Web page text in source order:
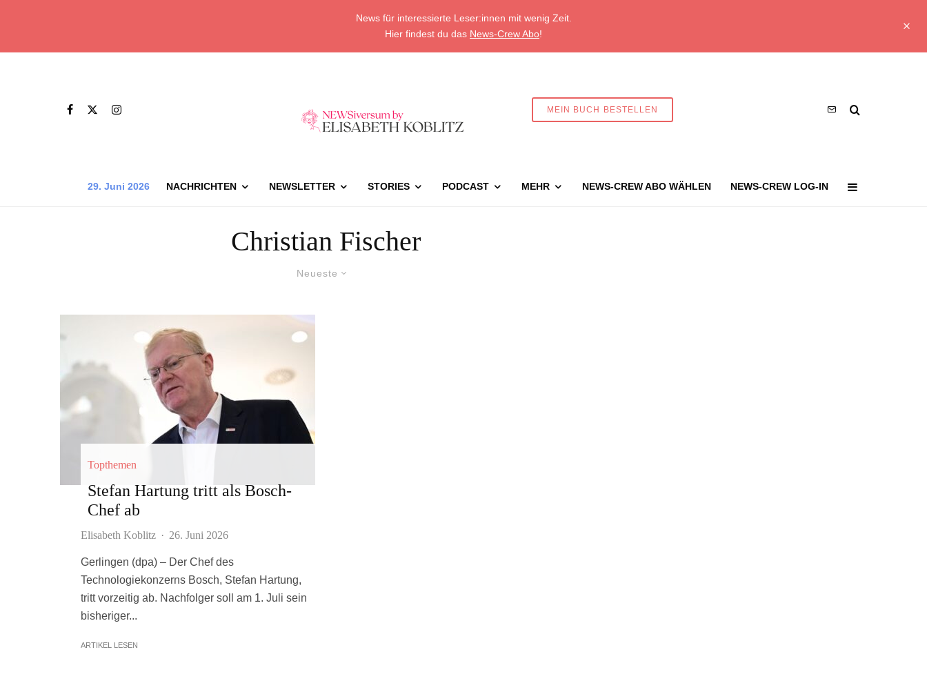
News für interessierte Leser:innen mit wenig Zeit.
Hier findest du das News-Crew Abo!
MEIN BUCH BESTELLEN
29. Juni 2026 NACHRICHTEN NEWSLETTER STORIES PODCAST MEHR NEWS-CREW ABO WÄHLEN NEWS-CREW LOG-IN
Christian Fischer
Neueste
Topthemen
Stefan Hartung tritt als Bosch-
Chef ab
Elisabeth Koblitz · 26. Juni 2026
Gerlingen (dpa) – Der Chef des
Technologiekonzerns Bosch, Stefan Hartung,
tritt vorzeitig ab. Nachfolger soll am 1. Juli sein
bisheriger...
ARTIKEL LESEN